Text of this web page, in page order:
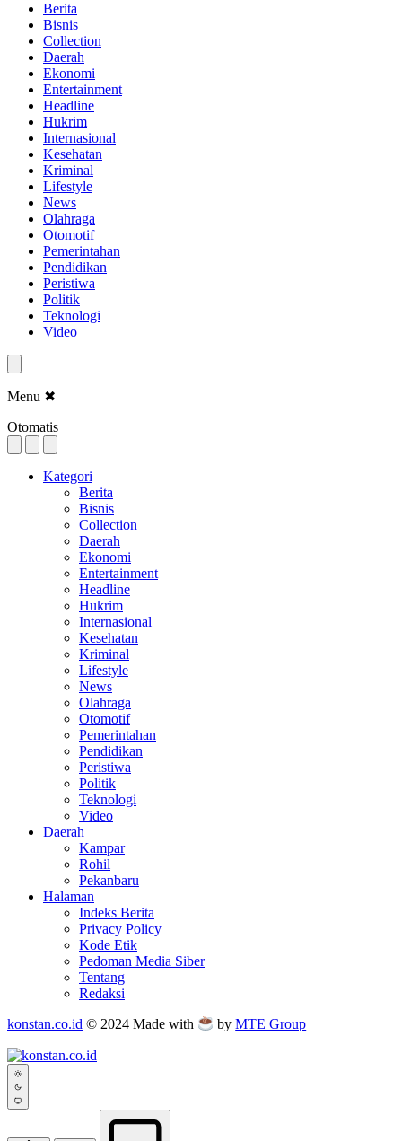
Berita
Bisnis
Collection
Daerah
Ekonomi
Entertainment
Headline
Hukrim
Internasional
Kesehatan
Kriminal
Lifestyle
News
Olahraga
Otomotif
Pemerintahan
Pendidikan
Peristiwa
Politik
Teknologi
Video
Menu ✖
Otomatis
Kategori
Berita
Bisnis
Collection
Daerah
Ekonomi
Entertainment
Headline
Hukrim
Internasional
Kesehatan
Kriminal
Lifestyle
News
Olahraga
Otomotif
Pemerintahan
Pendidikan
Peristiwa
Politik
Teknologi
Video
Daerah
Kampar
Rohil
Pekanbaru
Halaman
Indeks Berita
Privacy Policy
Kode Etik
Pedoman Media Siber
Tentang
Redaksi
konstan.co.id © 2024 Made with byMTE Group